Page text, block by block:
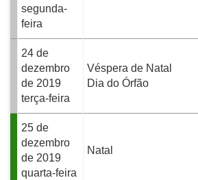
segunda-
feira
24 de
dezembro
de 2019
terça-feira
Véspera de Natal
Dia do Órfão
25 de
dezembro
de 2019
quarta-feira
Natal